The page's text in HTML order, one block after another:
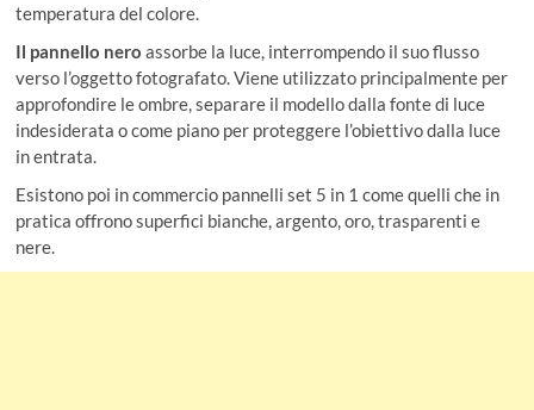
temperatura del colore.
Il pannello nero assorbe la luce, interrompendo il suo flusso
verso l’oggetto fotografato. Viene utilizzato principalmente per
approfondire le ombre, separare il modello dalla fonte di luce
indesiderata o come piano per proteggere l’obiettivo dalla luce
in entrata.
Esistono poi in commercio pannelli set 5 in 1 come quelli che in
pratica offrono superfici bianche, argento, oro, trasparenti e
nere.